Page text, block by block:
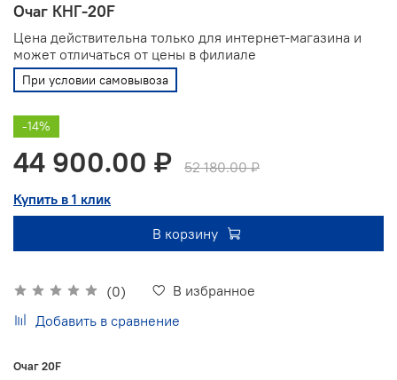
Очаг КНГ-20F
(0)
В избранное
Добавить в сравнение
Цена действительна только для интернет-магазина и
может отличаться от цены в филиале
При условии самовывоза
-14%
44 900.00 ₽
52 180.00 ₽
Купить в 1 клик
В корзину
Очаг 20F